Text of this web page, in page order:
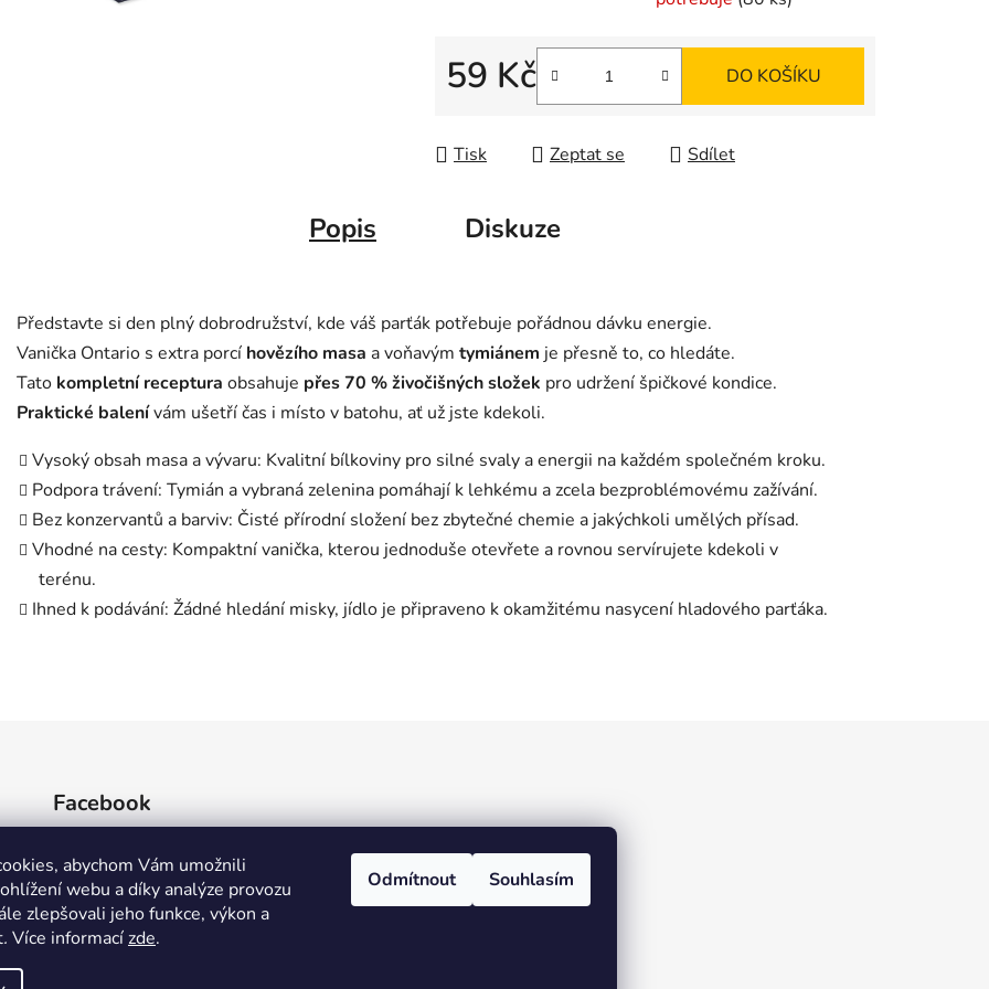
abychom Vám umožnili
webu a díky analýze provozu
zlepšovali jeho funkce, výkon a
. Více informacízde.
Odmítnout Souhlasím
hvězdiček.
59 Kč
Měrná cena:
DO KOŠÍKU
Tisk Zeptat se Sdílet
Popis Diskuze
Představte si den plný dobrodružství, kde váš parťák potřebuje pořádnou dávku energie.
Vanička Ontario s extra porcí hovězího masa a voňavým tymiánem je přesně to, co hledáte.
Tato kompletní receptura obsahuje přes 70 % živočišných složek pro udržení špičkové kondice.
Praktické balenívám ušetří čas i místo v batohu, ať už jste kdekoli.
Vysoký obsah masa a vývaru: Kvalitní bílkoviny pro silné svaly a energii na každém společném kroku.
Podpora trávení: Tymián a vybraná zelenina pomáhají k lehkému a zcela bezproblémovému zažívání.
Bez konzervantů a barviv: Čisté přírodní složení bez zbytečné chemie a jakýchkoli umělých přísad.
Vhodné na cesty: Kompaktní vanička, kterou jednoduše otevřete a rovnou servírujete kdekoli v
terénu.
Ihned k podávání: Žádné hledání misky, jídlo je připraveno k okamžitému nasycení hladového parťáka.
Facebook